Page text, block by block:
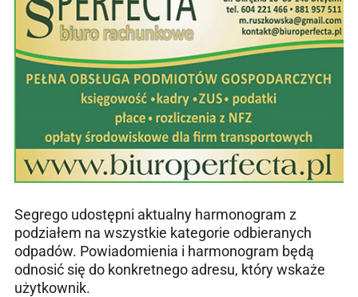
Segrego udostępni aktualny harmonogram z
podziałem na wszystkie kategorie odbieranych
odpadów. Powiadomienia i harmonogram będą
odnosić się do konkretnego adresu, który wskaże
użytkownik.